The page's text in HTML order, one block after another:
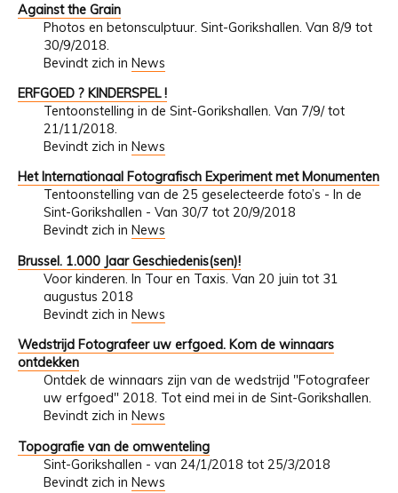
Against the Grain
Photos en betonsculptuur. Sint-Gorikshallen. Van 8/9 tot
30/9/2018.
Bevindt zich in News
ERFGOED ? KINDERSPEL !
Tentoonstelling in de Sint-Gorikshallen. Van 7/9/ tot
21/11/2018.
Bevindt zich in News
Het Internationaal Fotografisch Experiment met Monumenten
Tentoonstelling van de 25 geselecteerde foto’s - In de
Sint-Gorikshallen - Van 30/7 tot 20/9/2018
Bevindt zich in News
Brussel. 1.000 Jaar Geschiedenis(sen)!
Voor kinderen. In Tour en Taxis. Van 20 juin tot 31
augustus 2018
Bevindt zich in News
Wedstrijd Fotografeer uw erfgoed. Kom de winnaars
ontdekken
Ontdek de winnaars zijn van de wedstrijd "Fotografeer
uw erfgoed" 2018. Tot eind mei in de Sint-Gorikshallen.
Bevindt zich in News
Topografie van de omwenteling
Sint-Gorikshallen - van 24/1/2018 tot 25/3/2018
Bevindt zich in News